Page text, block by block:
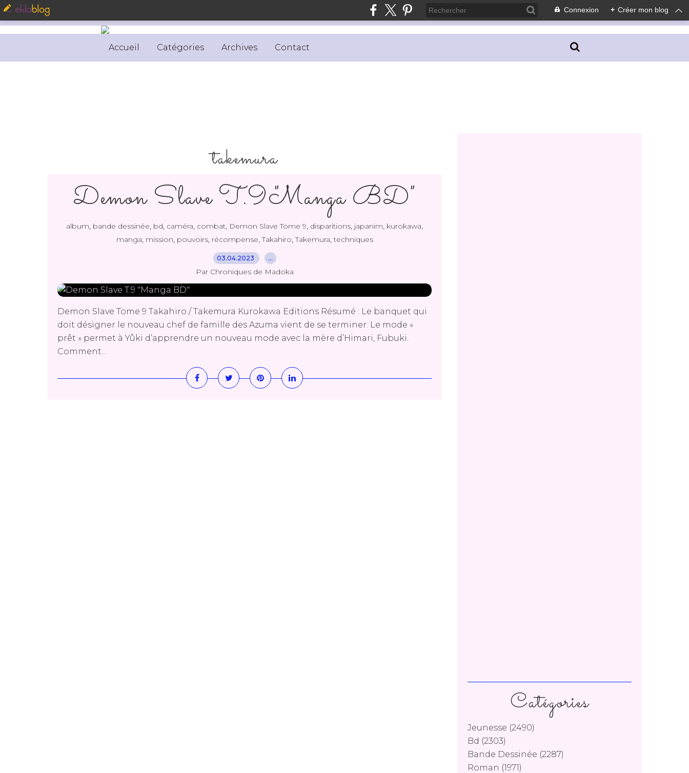
Connexion + Créer mon blog
Accueil Catégories Archives Contact
takemura
Demon Slave T.9 "Manga BD"
album, bande dessinée, bd, caméra, combat, Demon Slave Tome 9, disparitions, japanim, kurokawa,
manga, mission, pouvoirs, récompense,Takahiro,Takemura,techniques
03.04.2023 …
Par Chroniques de Madoka
Demon Slave Tome 9 Takahiro / Takemura Kurokawa Editions Résumé : Le banquet qui
doit désigner le nouveau chef de famille des Azuma vient de se terminer. Le mode «
prêt » permet à Yûki d’apprendre un nouveau mode avec la mère d’Himari, Fubuki.
Comment...
Catégories
Jeunesse (2490)
Bd (2303)
Bande Dessinée (2287)
Roman (1971)